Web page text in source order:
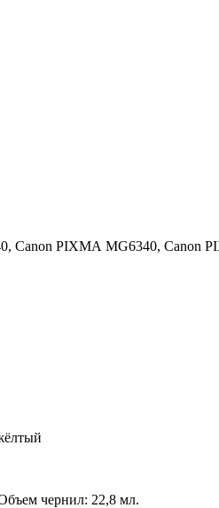
Canon PIXMA MG6340, Canon
чернил: 22,8 мл.